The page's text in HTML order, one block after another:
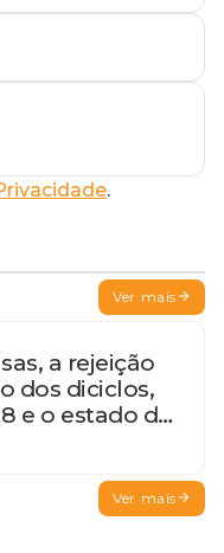
.
Ver mais
a rejeição
dos diciclos,
e o estado de
Ver mais